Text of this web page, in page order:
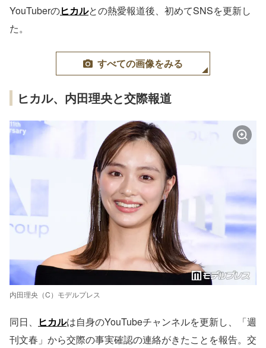
YouTuberのヒカルとの熱愛報道後、初めてSNSを更新し
た。
すべての画像をみる
ヒカル、内田理央と交際報道
内田理央（C）モデルプレス
同日、 ヒカルは自身のYouTubeチャンネルを更新し、「週
刊文春」から交際の事実確認の連絡がきたことを報告。交